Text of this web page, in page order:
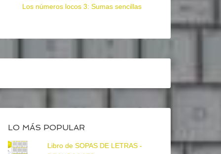
Los números locos 3: Sumas sencillas
LO MÁS POPULAR
Libro de SOPAS DE LETRAS -